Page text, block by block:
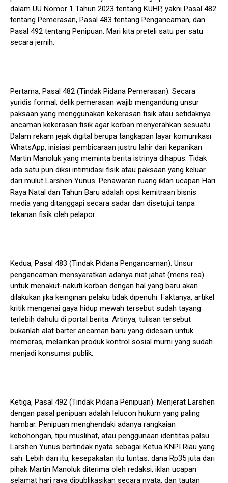
dalam UU Nomor 1 Tahun 2023 tentang KUHP, yakni Pasal 482
tentang Pemerasan, Pasal 483 tentang Pengancaman, dan
Pasal 492 tentang Penipuan. Mari kita preteli satu per satu
secara jernih.
Pertama, Pasal 482 (Tindak Pidana Pemerasan). Secara
yuridis formal, delik pemerasan wajib mengandung unsur
paksaan yang menggunakan kekerasan fisik atau setidaknya
ancaman kekerasan fisik agar korban menyerahkan sesuatu.
Dalam rekam jejak digital berupa tangkapan layar komunikasi
WhatsApp, inisiasi pembicaraan justru lahir dari kepanikan
Martin Manoluk yang meminta berita istrinya dihapus. Tidak
ada satu pun diksi intimidasi fisik atau paksaan yang keluar
dari mulut Larshen Yunus. Penawaran ruang iklan ucapan Hari
Raya Natal dan Tahun Baru adalah opsi kemitraan bisnis
media yang ditanggapi secara sadar dan disetujui tanpa
tekanan fisik oleh pelapor.
Kedua, Pasal 483 (Tindak Pidana Pengancaman). Unsur
pengancaman mensyaratkan adanya niat jahat (mens rea)
untuk menakut-nakuti korban dengan hal yang baru akan
dilakukan jika keinginan pelaku tidak dipenuhi. Faktanya, artikel
kritik mengenai gaya hidup mewah tersebut sudah tayang
terlebih dahulu di portal berita. Artinya, tulisan tersebut
bukanlah alat barter ancaman baru yang didesain untuk
memeras, melainkan produk kontrol sosial murni yang sudah
menjadi konsumsi publik.
Ketiga, Pasal 492 (Tindak Pidana Penipuan). Menjerat Larshen
dengan pasal penipuan adalah lelucon hukum yang paling
hambar. Penipuan menghendaki adanya rangkaian
kebohongan, tipu muslihat, atau penggunaan identitas palsu.
Larshen Yunus bertindak nyata sebagai Ketua KNPI Riau yang
sah. Lebih dari itu, kesepakatan itu tuntas: dana Rp35 juta dari
pihak Martin Manoluk diterima oleh redaksi, iklan ucapan
selamat hari raya dipublikasikan secara nyata, dan tautan